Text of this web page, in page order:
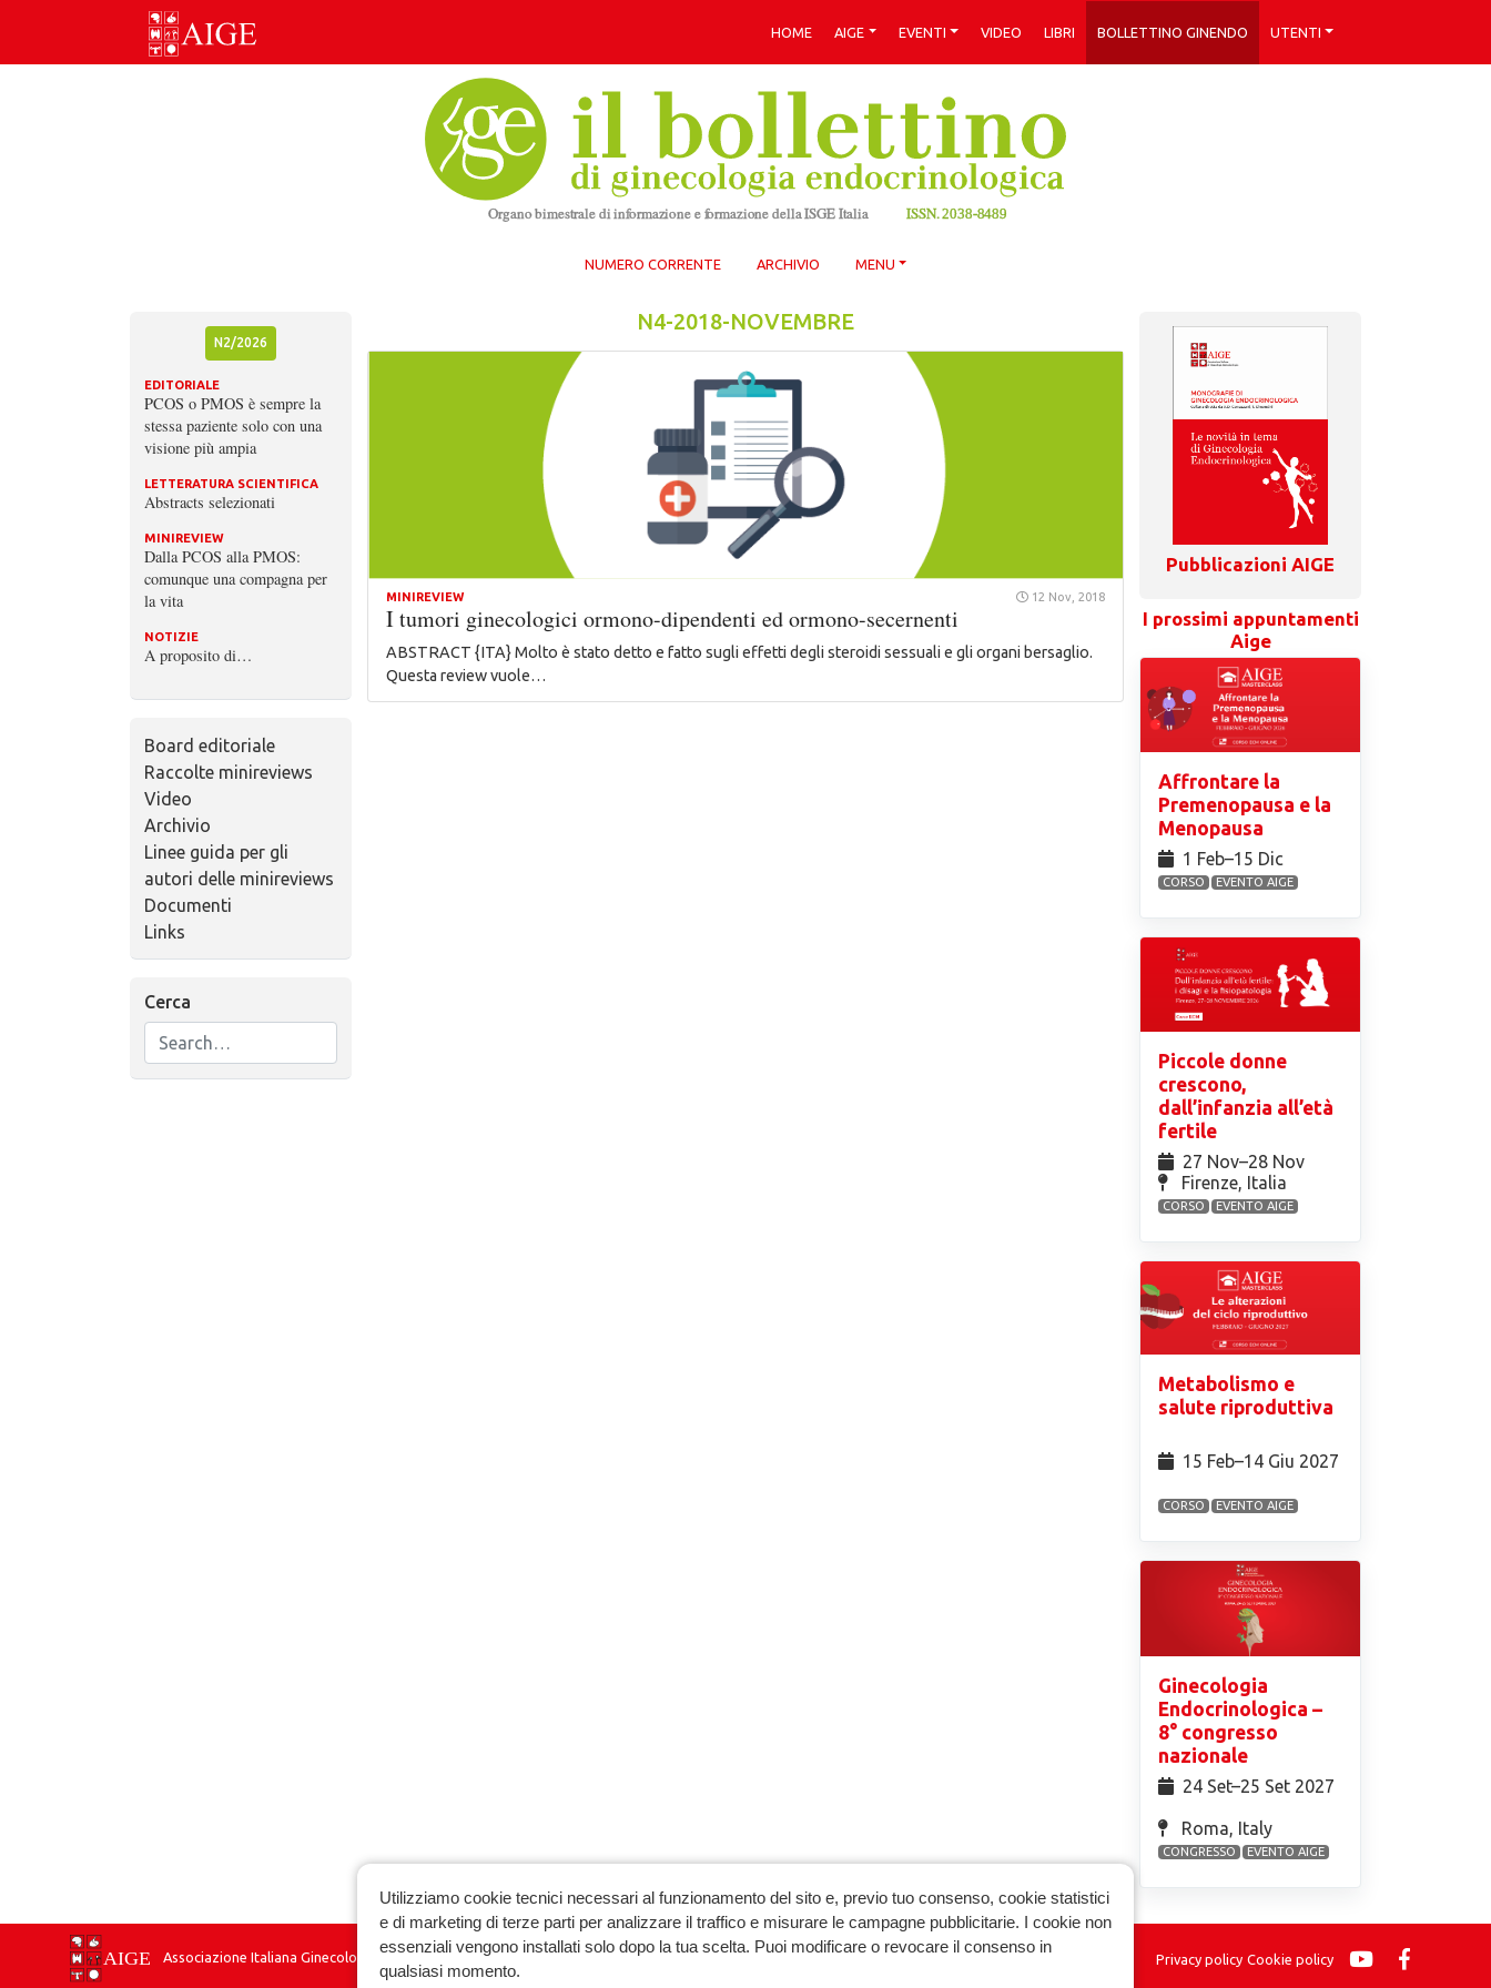
Skip
HOME AIGE EVENTI VIDEO LIBRI BOLLETTINO GINENDO UTENTI
NUMERO CORRENTE ARCHIVIO MENU
N2/2026
EDITORIALE
PCOS o PMOS è sempre la
stessa paziente solo con una
visione più ampia
LETTERATURA SCIENTIFICA
Abstracts selezionati
MINIREVIEW
Dalla PCOS alla PMOS:
comunque una compagna per
la vita
NOTIZIE
A proposito di…
Board editoriale
Raccolte minireviews
Video
Archivio
Linee guida per gli
autori delle minireviews
Documenti
Links
Cerca
N4-2018-NOVEMBRE
MINIREVIEW 12 Nov, 2018
I tumori ginecologici ormono-dipendenti ed ormono-secernenti
ABSTRACT {ITA} Molto è stato detto e fatto sugli effetti degli steroidi sessuali e gli organi bersaglio.
Questa review vuole…
Pubblicazioni AIGE
I prossimi appuntamenti
Aige
Affrontare la
Premenopausa e la
Menopausa
1 Feb⁠–15 Dic
CORSO EVENTO AIGE
Piccole donne
crescono,
dall’infanzia all’età
fertile
27 Nov⁠–28 Nov
Firenze, Italia
CORSO EVENTO AIGE
Metabolismo e
salute riproduttiva
15 Feb⁠–14 Giu 2027
CORSO EVENTO AIGE
Ginecologia
Endocrinologica –
8° congresso
nazionale
24 Set⁠–25 Set 2027
Roma, Italy
CONGRESSO EVENTO AIGE
Associazione Italiana Ginecologia Endocrinologica Privacy policy Cookie policy
Utilizziamo cookie tecnici necessari al funzionamento del sito e, previo tuo consenso, cookie statistici
e di marketing di terze parti per analizzare il traffico e misurare le campagne pubblicitarie. I cookie non
essenziali vengono installati solo dopo la tua scelta. Puoi modificare o revocare il consenso in
qualsiasi momento.